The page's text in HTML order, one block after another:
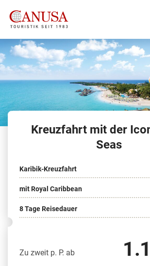
Reiseziele
Reisearten
Inspiration
Service
KUNDENPORTAL
Kreuzfahrt mit der
Seas
Karibik-Kreuzfahrt
mit Royal Caribbean
8 Tage Reisedauer
Zu zweit p. P. ab